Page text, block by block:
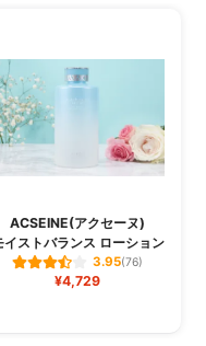
ACSEINE(アクセーヌ)
イストバランス ローション
3.95(76)
¥4,729